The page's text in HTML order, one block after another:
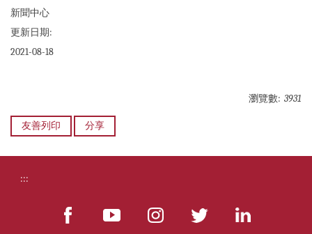
新聞中心
更新日期:
2021-08-18
瀏覽數: 3931
友善列印 分享
:::